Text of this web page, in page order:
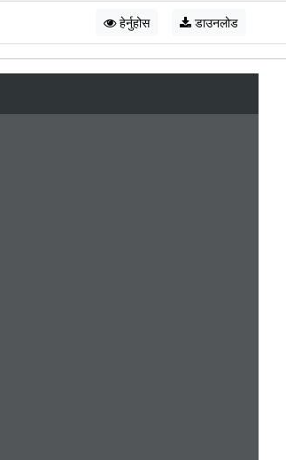
हेर्नुहोस डाउनलोड